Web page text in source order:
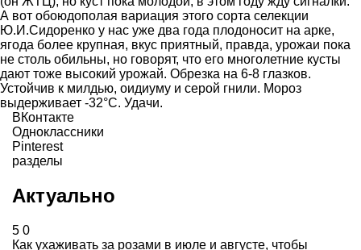
А вот обоюдополая вариация этого сорта селекции
Ю.И.Сидоренко у нас уже два года плодоносит на арке,
ягода более крупная, вкус приятный, правда, урожаи пока
не столь обильны, но говорят, что его многолетние кусты
дают тоже высокий урожай. Обрезка на 6-8 глазков.
Устойчив к милдью, оидиуму и серой гнили. Мороз
выдерживает -32°С. Удачи.
ВКонтакте
Одноклассники
Pinterest
разделы
Актуально
5 0
Как ухаживать за розами в июле и августе, чтобы